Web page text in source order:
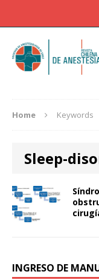
Home Keywords
Sleep-
INGRESO DE